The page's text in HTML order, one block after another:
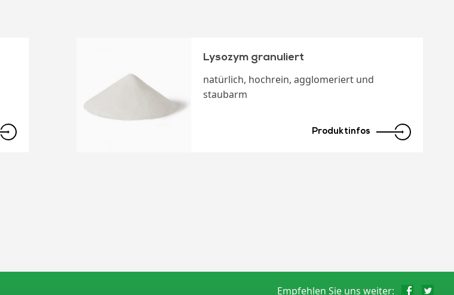
Lysozym granuliert
natürlich, hochrein, agglomeriert und
staubarm
Produktinfos
Empfehlen Sie uns weiter: